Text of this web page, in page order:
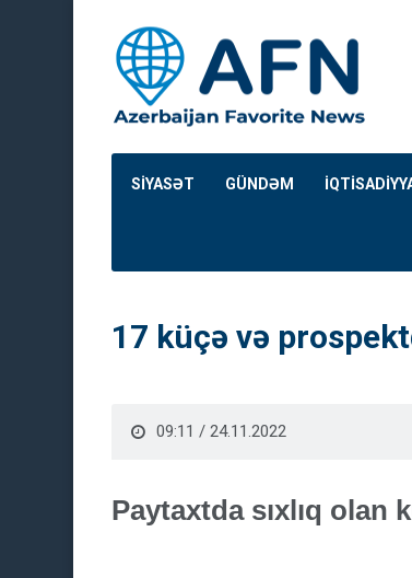
SİYASƏT GÜNDƏM
17 küçə və
09:11 / 24.11.2022
Paytaxtda sıxlıq olan